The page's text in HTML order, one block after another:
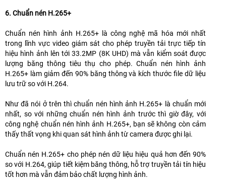
6. Chuẩn nén H.265+
Chuẩn nén hình ảnh H.265+ là công nghệ mã hóa mới nhất
trong lĩnh vực video giám sát cho phép truyền tải trực tiếp tín
hiệu hình ảnh lên tới 33.2MP (8K UHD) mà vẫn kiểm soát được
lượng băng thông tiêu thụ cho phép. Chuẩn nén hình ảnh
H.265+ làm giảm đến 90% băng thông và kích thước file dữ liệu
lưu trữ so với H.264.
Như đã nói ở trên thì chuẩn nén hình ảnh H.265+ là chuẩn mới
nhất, so với những chuẩn nén hình ảnh trước thì giờ đây, với
công nghệ chuẩn nén hình ảnh H.265+, bạn sẽ không còn cảm
thấy thất vọng khi quan sát hình ảnh từ camera được ghi lại.
Chuẩn nén H.265+ cho phép nén dữ liệu hiệu quả hơn đến 90%
so với H.264, giúp tiết kiệm băng thông, hỗ trợ truyền tải tín hiệu
tốt hơn mà vẫn đảm bảo chất lượng hình ảnh.